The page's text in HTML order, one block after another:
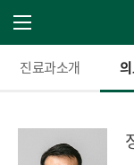
진료과소개